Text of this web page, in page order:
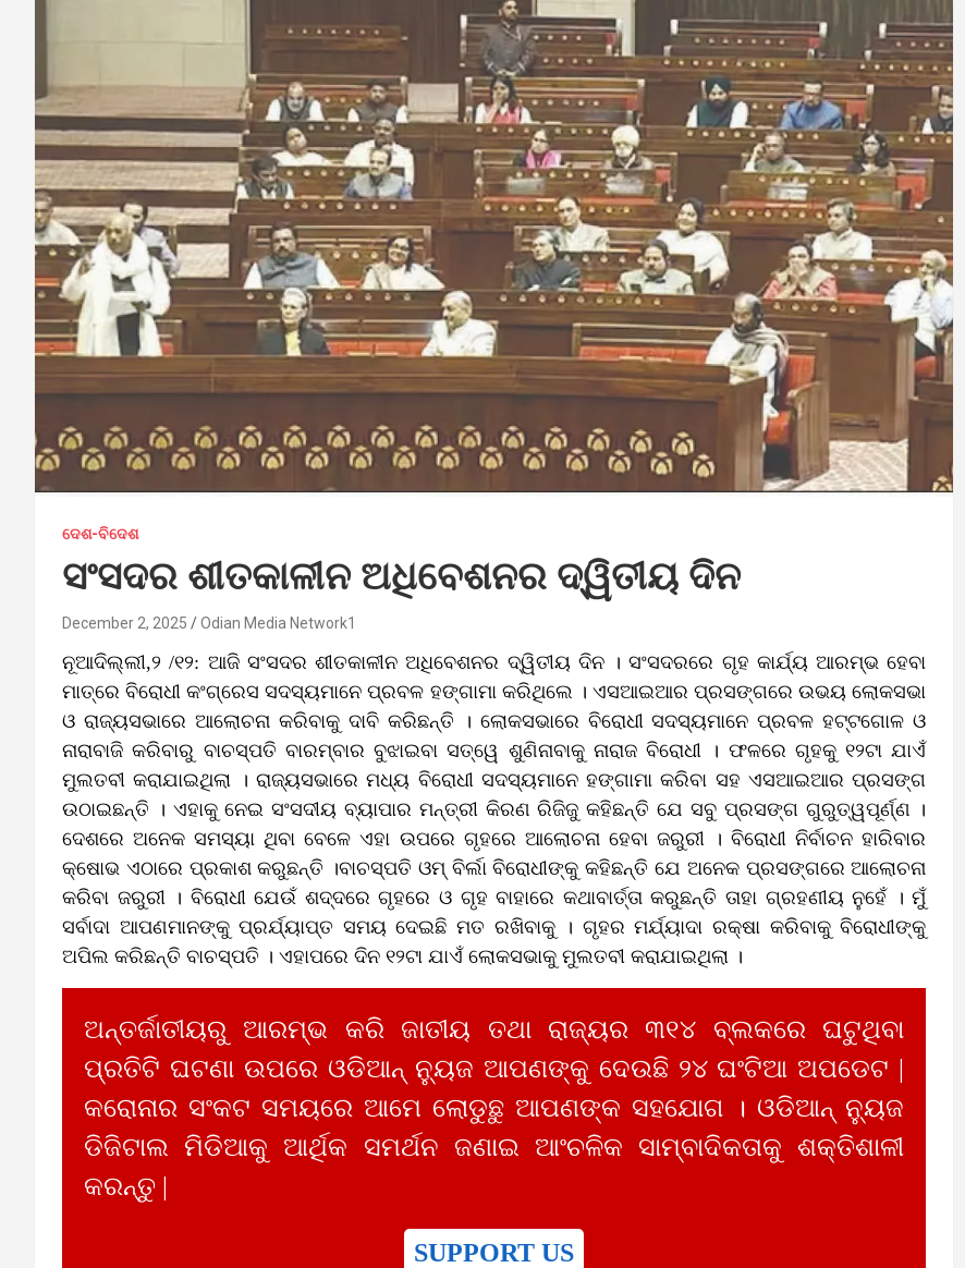
ଦେଶ-ବିଦେଶ
ସଂସଦର ଶୀତକାଳୀନ ଅଧିବେଶନର ଦ୍ୱିତୀୟ ଦିନ
December 2, 2025 Odian Media Network1
ନୂଆଦିଲ୍ଲୀ,୨ /୧୨: ଆଜି ସଂସଦର ଶୀତକାଳୀନ ଅଧିବେଶନର ଦ୍ୱିତୀୟ ଦିନ । ସଂସଦରରେ ଗୃହ କାର୍ଯ୍ୟ ଆରମ୍ଭ ହେବା
ମାତ୍ରେ ବିରୋଧୀ କଂଗ୍ରେସ ସଦସ୍ୟମାନେ ପ୍ରବଳ ହଙ୍ଗାମା କରିଥିଲେ । ଏସଆଇଆର ପ୍ରସଙ୍ଗରେ ଉଭୟ ଲୋକସଭା
ଓ ରାଜ୍ୟସଭାରେ ଆଲୋଚନା କରିବାକୁ ଦାବି କରିଛନ୍ତି । ଲୋକସଭାରେ ବିରୋଧୀ ସଦସ୍ୟମାନେ ପ୍ରବଳ ହଟ୍ଟଗୋଳ ଓ
ନାରାବାଜି କରିବାରୁ ବାଚସ୍ପତି ବାରମ୍ବାର ବୁଝାଇବା ସତ୍ୱେ ଶୁଣିନାବାକୁ ନାରାଜ ବିରୋଧୀ । ଫଳରେ ଗୃହକୁ ୧୨ଟା ଯାଏଁ
ମୁଲତବୀ କରାଯାଇଥିଲା । ରାଜ୍ୟସଭାରେ ମଧ୍ୟ ବିରୋଧୀ ସଦସ୍ୟମାନେ ହଙ୍ଗାମା କରିବା ସହ ଏସଆଇଆର ପ୍ରସଙ୍ଗ
ଉଠାଇଛନ୍ତି । ଏହାକୁ ନେଇ ସଂସଦୀୟ ବ୍ୟାପାର ମନ୍ତ୍ରୀ କିରଣ ରିଜିଜୁ କହିଛନ୍ତି ଯେ ସବୁ ପ୍ରସଙ୍ଗ ଗୁରୁତ୍ୱପୂର୍ଣ୍ଣ ।
ଦେଶରେ ଅନେକ ସମସ୍ୟା ଥିବା ବେଳେ ଏହା ଉପରେ ଗୃହରେ ଆଲୋଚନା ହେବା ଜରୁରୀ । ବିରୋଧୀ ନିର୍ବାଚନ ହାରିବାର
କ୍ଷୋଭ ଏଠାରେ ପ୍ରକାଶ କରୁଛନ୍ତି ।ବାଚସ୍ପତି ଓମ୍‌ ବିର୍ଲା ବିରୋଧୀଙ୍କୁ କହିଛନ୍ତି ଯେ ଅନେକ ପ୍ରସଙ୍ଗରେ ଆଲୋଚନା
କରିବା ଜରୁରୀ । ବିରୋଧୀ ଯେଉଁ ଶଦ୍ଦରେ ଗୃହରେ ଓ ଗୃହ ବାହାରେ କଥାବାର୍ତ୍ତା କରୁଛନ୍ତି ତାହା ଗ୍ରହଣୀୟ ନୁହେଁ । ମୁଁ
ସର୍ବାଦା ଆପଣମାନଙ୍କୁ ପ୍ରର୍ଯ୍ୟାପ୍ତ ସମୟ ଦେଇଛି ମତ ରଖିବାକୁ । ଗୃହର ମର୍ଯ୍ୟାଦା ରକ୍ଷା କରିବାକୁ ବିରୋଧୀଙ୍କୁ
ଅପିଲ କରିଛନ୍ତି ବାଚସ୍ପତି । ଏହାପରେ ଦିନ ୧୨ଟା ଯାଏଁ ଲୋକସଭାକୁ ମୁଲତବୀ କରାଯାଇଥିଲା ।
ଅନ୍ତର୍ଜାତୀୟରୁ ଆରମ୍ଭ କରି ଜାତୀୟ ତଥା ରାଜ୍ୟର ୩୧୪ ବ୍ଲକରେ ଘଟୁଥିବା
ପ୍ରତିଟି ଘଟଣା ଉପରେ ଓଡିଆନ୍ ନ୍ୟୁଜ ଆପଣଙ୍କୁ ଦେଉଛି ୨୪ ଘଂଟିଆ ଅପଡେଟ |
କରୋନାର ସଂକଟ ସମୟରେ ଆମେ ଲୋଡୁଛୁ ଆପଣଙ୍କ ସହଯୋଗ । ଓଡିଆନ୍ ନ୍ୟୁଜ
ଡିଜିଟାଲ ମିଡିଆକୁ ଆର୍ଥିକ ସମର୍ଥନ ଜଣାଇ ଆଂଚଳିକ ସାମ୍ବାଦିକତାକୁ ଶକ୍ତିଶାଳୀ
କରନ୍ତୁ |
SUPPORT US